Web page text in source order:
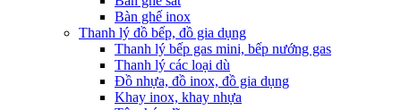
Bàn ghế inox
Thanh lý đồ bếp, đồ gia dụng
Thanh lý bếp gas mini, bếp nướng gas
Thanh lý các loại dù
Đồ nhựa, đồ inox, đồ gia dụng
Khay inox, khay nhựa